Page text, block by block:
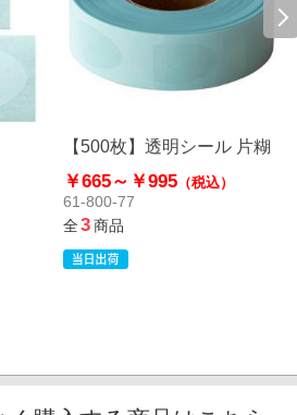
【500枚】透明シール 片糊
￥665～ ￥995 （税込）
61-800-77
全3商品